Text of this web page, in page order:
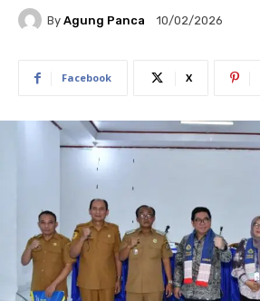
By Agung Panca 10/02/2026
Facebook X